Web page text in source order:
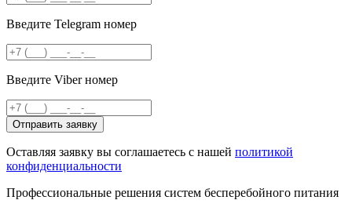
Введите Telegram номер
Введите Viber номер
Отправить заявку
Оставляя заявку вы соглашаетесь с нашей политикой
конфиденциальности
Профессиональные решения систем бесперебойного питания